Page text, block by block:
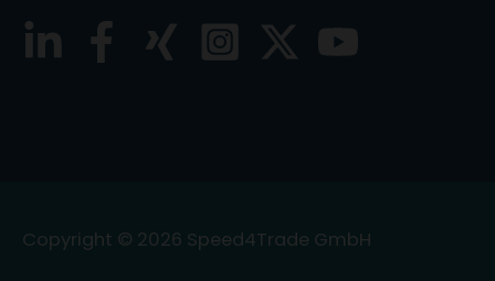
Copyright © 2026 Speed4Trade GmbH